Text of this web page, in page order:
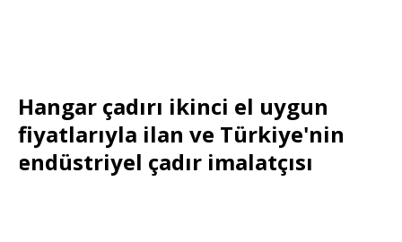
Hangar çadırı ikinci el uygun
fiyatlarıyla ilan ve Türkiye'nin
endüstriyel çadır imalatçısı